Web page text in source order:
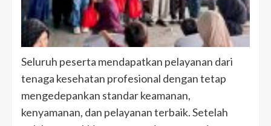
Seluruh peserta mendapatkan pelayanan dari
tenaga kesehatan profesional dengan tetap
mengedepankan standar keamanan,
kenyamanan, dan pelayanan terbaik. Setelah